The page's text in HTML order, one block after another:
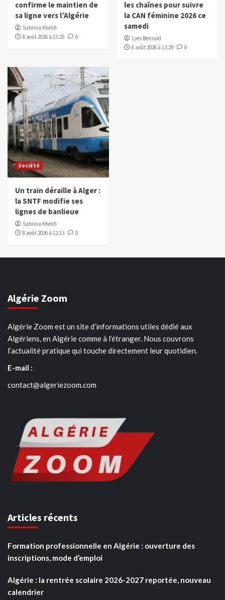
confirme le maintien de
sa ligne vers l’Algérie
Sabrina Khelifi
8 août 2026 à 15:25
0
les chaînes pour suivre
la CAN féminine 2026 ce
samedi
Lyes Bensaïd
8 août 2026 à 13:29
0
Société
Un train déraille à Alger :
la SNTF modifie ses
lignes de banlieue
Sabrina Khelifi
8 août 2026 à 12:13
0
Algérie Zoom
Algérie Zoom est un site d’informations utiles dédié aux
Algériens, en Algérie comme à l’étranger. Nous couvrons
l’actualité pratique qui touche directement leur quotidien.
E-mail :
contact@algeriezoom.com
Articles récents
Formation professionnelle en Algérie : ouverture des
inscriptions, mode d’emploi
Algérie : la rentrée scolaire 2026-2027 reportée, nouveau
calendrier